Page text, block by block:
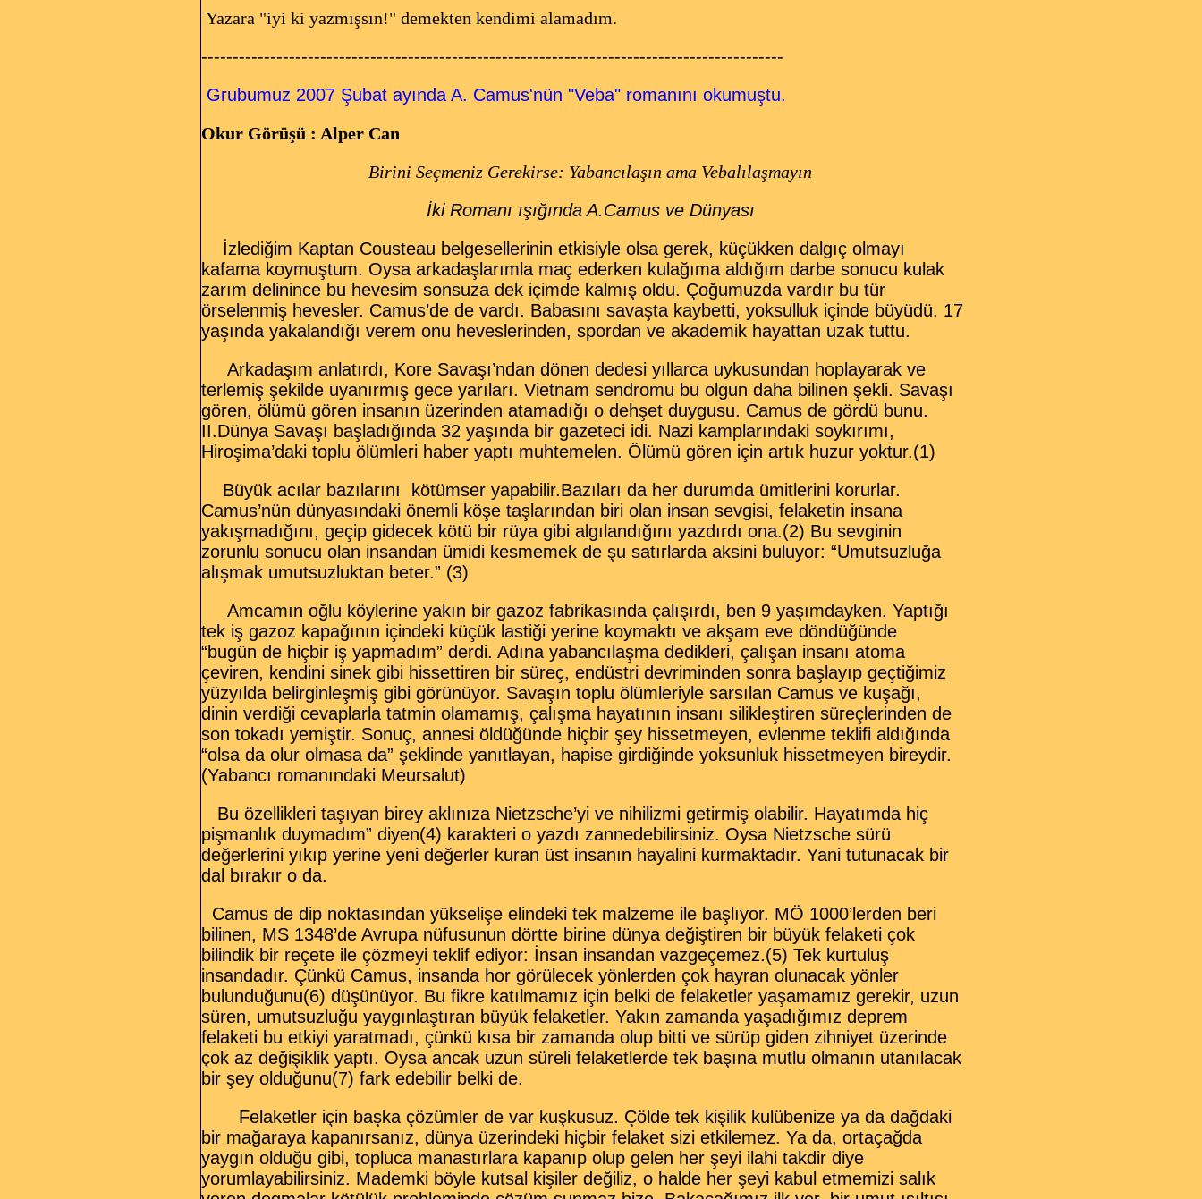
Yazara "iyi ki yazmışsın!" demekten kendimi alamadım.
---------------------------------------------------------------------------------------------
Grubumuz 2007 Şubat ayında A. Camus'nün "Veba" romanını okumuştu.
Okur Görüşü : Alper Can
Birini Seçmeniz Gerekirse: Yabancılaşın ama Vebalılaşmayın
İki Romanı ışığında A.Camus ve Dünyası
İzlediğim Kaptan Cousteau belgesellerinin etkisiyle olsa gerek, küçükken dalgıç olmayı
kafama koymuştum. Oysa arkadaşlarımla maç ederken kulağıma aldığım darbe sonucu kulak
zarım delinince bu hevesim sonsuza dek içimde kalmış oldu. Çoğumuzda vardır bu tür
örselenmiş hevesler. Camus’de de vardı. Babasını savaşta kaybetti, yoksulluk içinde büyüdü. 17
yaşında yakalandığı verem onu heveslerinden, spordan ve akademik hayattan uzak tuttu.
Arkadaşım anlatırdı, Kore Savaşı’ndan dönen dedesi yıllarca uykusundan hoplayarak ve
terlemiş şekilde uyanırmış gece yarıları. Vietnam sendromu bu olgun daha bilinen şekli. Savaşı
gören, ölümü gören insanın üzerinden atamadığı o dehşet duygusu. Camus de gördü bunu.
II.Dünya Savaşı başladığında 32 yaşında bir gazeteci idi. Nazi kamplarındaki soykırımı,
Hiroşima’daki toplu ölümleri haber yaptı muhtemelen. Ölümü gören için artık huzur yoktur.(1)
Büyük acılar bazılarını kötümser yapabilir.Bazıları da her durumda ümitlerini korurlar.
Camus’nün dünyasındaki önemli köşe taşlarından biri olan insan sevgisi, felaketin insana
yakışmadığını, geçip gidecek kötü bir rüya gibi algılandığını yazdırdı ona.(2) Bu sevginin
zorunlu sonucu olan insandan ümidi kesmemek de şu satırlarda aksini buluyor: “Umutsuzluğa
alışmak umutsuzluktan beter.” (3)
Amcamın oğlu köylerine yakın bir gazoz fabrikasında çalışırdı, ben 9 yaşımdayken. Yaptığı
tek iş gazoz kapağının içindeki küçük lastiği yerine koymaktı ve akşam eve döndüğünde
“bugün de hiçbir iş yapmadım” derdi. Adına yabancılaşma dedikleri, çalışan insanı atoma
çeviren, kendini sinek gibi hissettiren bir süreç, endüstri devriminden sonra başlayıp geçtiğimiz
yüzyılda belirginleşmiş gibi görünüyor. Savaşın toplu ölümleriyle sarsılan Camus ve kuşağı,
dinin verdiği cevaplarla tatmin olamamış, çalışma hayatının insanı silikleştiren süreçlerinden de
son tokadı yemiştir. Sonuç, annesi öldüğünde hiçbir şey hissetmeyen, evlenme teklifi aldığında
“olsa da olur olmasa da” şeklinde yanıtlayan, hapise girdiğinde yoksunluk hissetmeyen bireydir.
(Yabancı romanındaki Meursalut)
Bu özellikleri taşıyan birey aklınıza Nietzsche’yi ve nihilizmi getirmiş olabilir. Hayatımda hiç
pişmanlık duymadım” diyen(4) karakteri o yazdı zannedebilirsiniz. Oysa Nietzsche sürü
değerlerini yıkıp yerine yeni değerler kuran üst insanın hayalini kurmaktadır. Yani tutunacak bir
dal bırakır o da.
Camus de dip noktasından yükselişe elindeki tek malzeme ile başlıyor. MÖ 1000’lerden beri
bilinen, MS 1348’de Avrupa nüfusunun dörtte birine dünya değiştiren bir büyük felaketi çok
bilindik bir reçete ile çözmeyi teklif ediyor: İnsan insandan vazgeçemez.(5) Tek kurtuluş
insandadır. Çünkü Camus, insanda hor görülecek yönlerden çok hayran olunacak yönler
bulunduğunu(6) düşünüyor. Bu fikre katılmamız için belki de felaketler yaşamamız gerekir, uzun
süren, umutsuzluğu yaygınlaştıran büyük felaketler. Yakın zamanda yaşadığımız deprem
felaketi bu etkiyi yaratmadı, çünkü kısa bir zamanda olup bitti ve sürüp giden zihniyet üzerinde
çok az değişiklik yaptı. Oysa ancak uzun süreli felaketlerde tek başına mutlu olmanın utanılacak
bir şey olduğunu(7) fark edebilir belki de.
Felaketler için başka çözümler de var kuşkusuz. Çölde tek kişilik kulübenize ya da dağdaki
bir mağaraya kapanırsanız, dünya üzerindeki hiçbir felaket sizi etkilemez. Ya da, ortaçağda
yaygın olduğu gibi, topluca manastırlara kapanıp olup gelen her şeyi ilahi takdir diye
yorumlayabilirsiniz. Mademki böyle kutsal kişiler değiliz, o halde her şeyi kabul etmemizi salık